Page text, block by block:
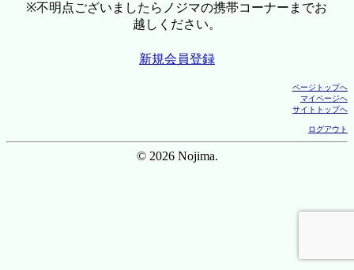
※不明点ございましたらノジマの携帯コーナーまでお
越しください。
新規会員登録
ページトップへ
マイページへ
サイトトップへ
ログアウト
© 2026 Nojima.